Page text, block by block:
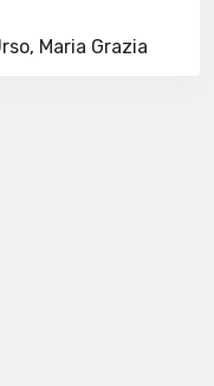
Maria Grazia